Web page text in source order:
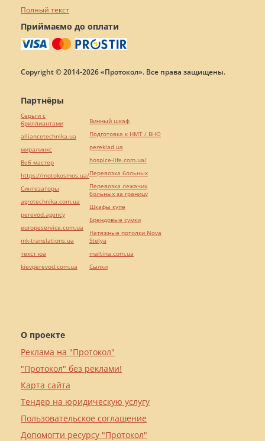
Полный текст
Приймаємо до оплати
Copyright © 2014-2026 «Протокол». Все права защищены.
О проекте
Реклама на "Протокол"
"Протокол" без реклами!
Карта сайта
Тендер на юридическую услугу
Пользовательское соглашение
Допомогти ресурсу "Протокол"
Партнёры
Серьги с
бриллиантами
alliancetechnika.ua
миралинкс
Веб мастер
https://motokosmos.ua/
Синтезаторы
agrotechnika.com.ua
perevod.agency
europeservice.com.ua
mk-translations.ua
текст юа
kievperevod.com.ua
Винный шкаф
Подготовка к НМТ / ВНО
pereklad.ua
hospice-life.com.ua/
Перевозка больных
Перевозка лежачих
больных за границу
Шкафы купе
Брендовые сумки
Натяжные потолки Nova
Stelya
maltina.com.ua
Cылки